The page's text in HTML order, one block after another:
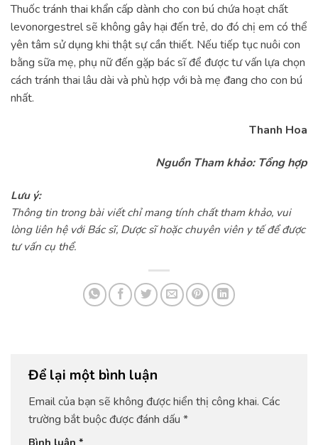
Thuốc tránh thai khẩn cấp dành cho con bú chứa hoạt chất
levonorgestrel sẽ không gây hại đến trẻ, do đó chị em có thể
yên tâm sử dụng khi thật sự cần thiết. Nếu tiếp tục nuôi con
bằng sữa mẹ, phụ nữ đến gặp bác sĩ để được tư vấn lựa chọn
cách tránh thai lâu dài và phù hợp với bà mẹ đang cho con bú
nhất.
Thanh Hoa
Nguồn Tham khảo: Tổng hợp
Lưu ý:
Thông tin trong bài viết chỉ mang tính chất tham khảo, vui
lòng liên hệ với Bác sĩ, Dược sĩ hoặc chuyên viên y tế để được
tư vấn cụ thể.
Để lại một bình luận
Email của bạn sẽ không được hiển thị công khai. Các
trường bắt buộc được đánh dấu *
Bình luận *